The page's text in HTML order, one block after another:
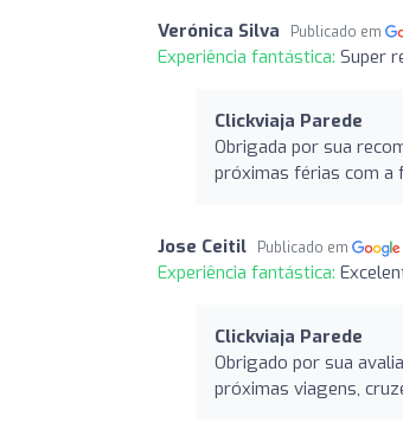
Verónica Silva Publicado em
Experiência fantástica: Super
Clickviaja Parede
Obrigada por sua
próximas férias com
Jose Ceitil Publicado em
Experiência fantástica:
Clickviaja Parede
Obrigado por sua
próximas viagens,